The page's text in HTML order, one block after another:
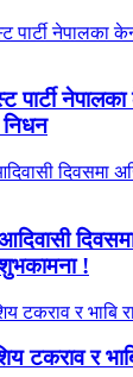
पार्टी
!
टकराव र